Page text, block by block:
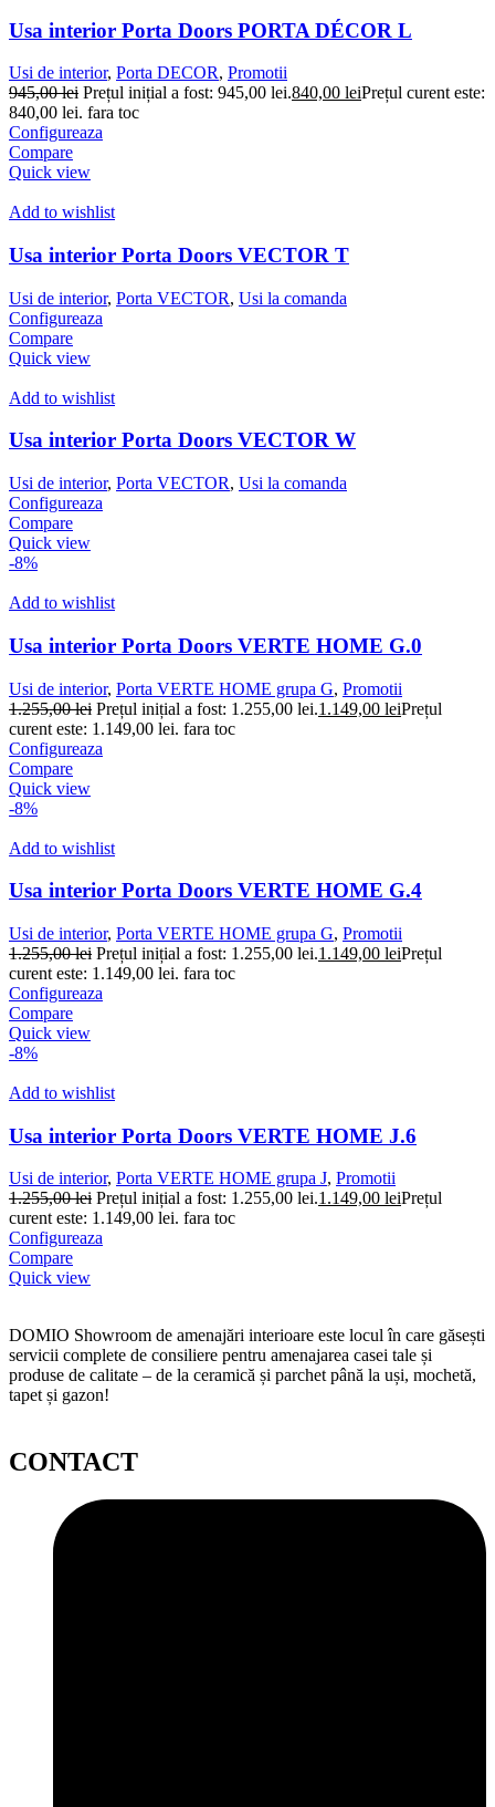
Usa interior Porta Doors PORTA DÉCOR L
Usi de interior, Porta DECOR, Promotii
945,00lei Prețul inițial a fost: 945,00 lei.840,00 leiPrețul curent este:
840,00 lei. fara toc
Configureaza
Compare
Quick view
Add to wishlist
Usa interior Porta Doors VECTOR T
Usi de interior, Porta VECTOR, Usi la comanda
Configureaza
Compare
Quick view
Add to wishlist
Usa interior Porta Doors VECTOR W
Usi de interior, Porta VECTOR, Usi la comanda
Configureaza
Compare
Quick view
-8%
Add to wishlist
Usa interior Porta Doors VERTE HOME G.0
Usi de interior, Porta VERTE HOME grupa G, Promotii
1.255,00lei Prețul inițial a fost: 1.255,00 lei.1.149,00 leiPrețul
curent este: 1.149,00 lei. fara toc
Configureaza
Compare
Quick view
-8%
Add to wishlist
Usa interior Porta Doors VERTE HOME G.4
Usi de interior, Porta VERTE HOME grupa G, Promotii
1.255,00lei Prețul inițial a fost: 1.255,00 lei.1.149,00 leiPrețul
curent este: 1.149,00 lei. fara toc
Configureaza
Compare
Quick view
-8%
Add to wishlist
Usa interior Porta Doors VERTE HOME J.6
Usi de interior, Porta VERTE HOME grupa J, Promotii
1.255,00lei Prețul inițial a fost: 1.255,00 lei.1.149,00 leiPrețul
curent este: 1.149,00 lei. fara toc
Configureaza
Compare
Quick view
DOMIO Showroom de amenajări interioare este locul în care găsești
servicii complete de consiliere pentru amenajarea casei tale și
produse de calitate – de la ceramică și parchet până la uși, mochetă,
tapet și gazon!
CONTACT